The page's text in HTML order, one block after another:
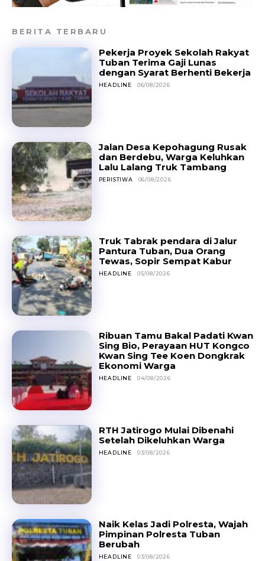
BERITA TERBARU
Pekerja Proyek Sekolah Rakyat
Tuban Terima Gaji Lunas
dengan Syarat Berhenti Bekerja
HEADLINE 06/08/2026
Jalan Desa Kepohagung Rusak
dan Berdebu, Warga Keluhkan
Lalu Lalang Truk Tambang
PERISTIWA 06/08/2026
Truk Tabrak pendara di Jalur
Pantura Tuban, Dua Orang
Tewas, Sopir Sempat Kabur
HEADLINE 05/08/2026
Ribuan Tamu Bakal Padati Kwan
Sing Bio, Perayaan HUT Kongco
Kwan Sing Tee Koen Dongkrak
Ekonomi Warga
HEADLINE 04/08/2026
RTH Jatirogo Mulai Dibenahi
Setelah Dikeluhkan Warga
HEADLINE 03/08/2026
Naik Kelas Jadi Polresta, Wajah
Pimpinan Polresta Tuban
Berubah
HEADLINE 03/08/2026